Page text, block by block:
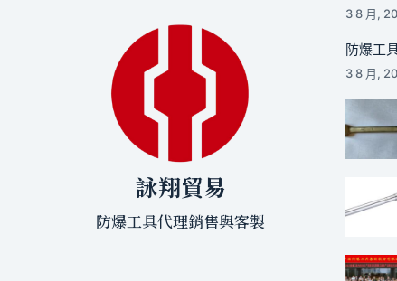
詠翔貿易
防爆工具代理銷售與客製
3 8 月,
防爆工
3 8 月,